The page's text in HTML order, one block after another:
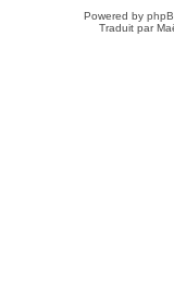
Powered by
Traduit par